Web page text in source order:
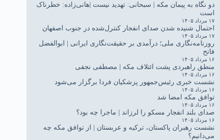
دو نگاه به پیمان مکه | سبحانی: تهدید نیست |هانی‌زاده: خطرناک
است
۱۷ مرداد ۱۴۰۵
احتمال شنیده شدن صدای انفجار کنترل‌شده در جنوب اصفهان
۱۷ مرداد ۱۴۰۵
روزنامه‌نگاری ملی؛ درآمدی بر حقیقت‌نگاری ایرانی | ابوالفضل
فاتح
۱۶ مرداد ۱۴۰۵
منطق راهبردی پشت ائتلاف مکه | مصطفی نجفی
۱۶ مرداد ۱۴۰۵
نشست خبری رئیس‌جمهور پزشکیان فردا برگزار می‌شود
۱۶ مرداد ۱۴۰۵
توافق مکه امضا شد
۱۶ مرداد ۱۴۰۵
صدای بلند انفجار مسکو را لرزاند | ماجرا چه بود؟
۱۶ مرداد ۱۴۰۵
نشست رهبران پاکستان، ترکیه و عربستان | از توافق مکه چه
می‌دانیم؟